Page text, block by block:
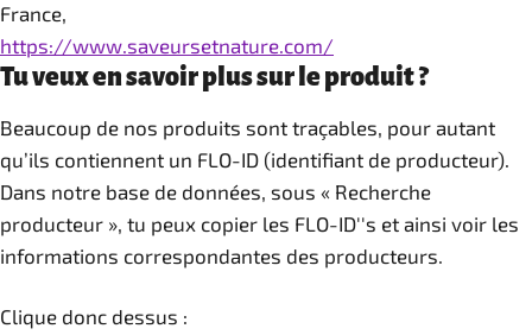
France,
https://www.saveursetnature.com/
Tu veux en savoir plus sur le produit ?
Beaucoup de nos produits sont traçables, pour autant
qu’ils contiennent un FLO-ID (identifiant de producteur).
Dans notre base de données, sous « Recherche
producteur », tu peux copier les FLO-ID''s et ainsi voir les
informations correspondantes des producteurs.
Clique donc dessus :